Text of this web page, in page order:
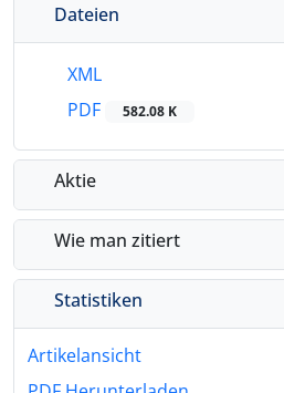
Dateien
XML
PDF
582.08 K
Aktie
Wie man zitiert
Statistiken
Artikelansicht